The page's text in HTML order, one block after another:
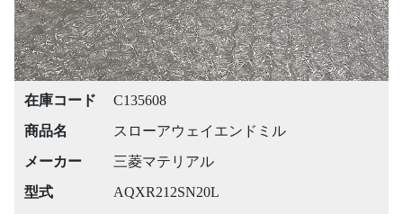
在庫コード
C135608
商品名
スローアウェイエンドミル
メーカー
三菱マテリアル
型式
AQXR212SN20L